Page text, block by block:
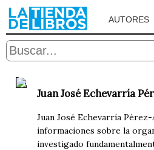
AUTORES
Juan José Echevarría
Juan José Echevarría
informaciones sobre la
investigado